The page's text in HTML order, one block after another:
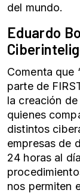
del mundo.
Eduardo
Comenta que
parte de
la creación
quienes
distintos
empresas de
24 horas al
nos permiten